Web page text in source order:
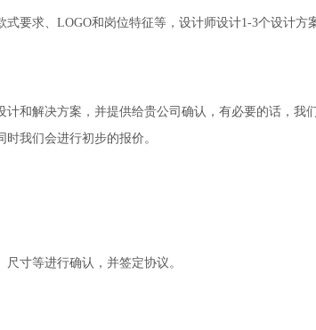
求、LOGO和岗位特征等，设计师设计1-3个设计方
解决方案，并提供给贵公司确认，有必要的话，我
我们会进行初步的报价。
寸等进行确认，并签定协议。